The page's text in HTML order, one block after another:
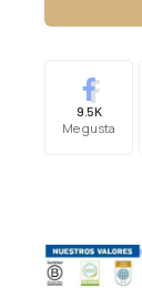
9.5K
Me gusta